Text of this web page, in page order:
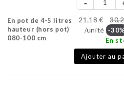
En pot de 4-5 litres
hauteur (hors pot)
080-100 cm
21,18 €
/unité -30%
En
Ajouter au